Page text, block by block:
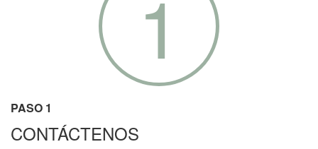
1
PASO 1
CONTÁCTENOS